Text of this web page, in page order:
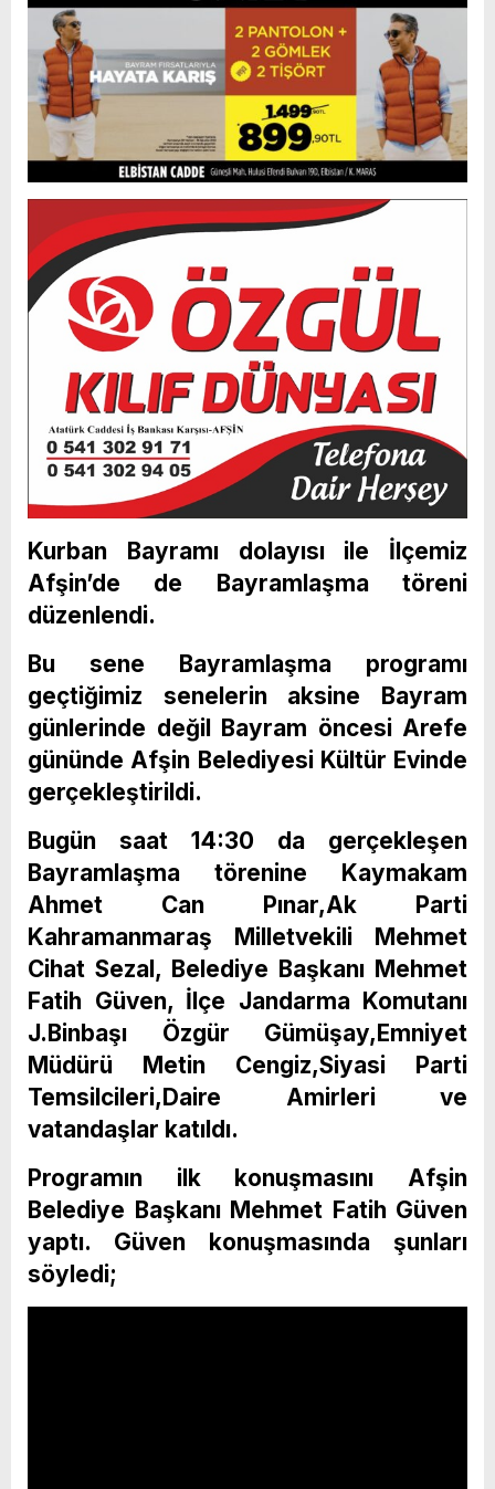
Kurban Bayramı dolayısı ile İlçemiz
Afşin’de de Bayramlaşma töreni
düzenlendi.
Bu sene Bayramlaşma programı
geçtiğimiz senelerin aksine Bayram
günlerinde değil Bayram öncesi Arefe
gününde Afşin Belediyesi Kültür Evinde
gerçekleştirildi.
Bugün saat 14:30 da gerçekleşen
Bayramlaşma törenine Kaymakam
Ahmet Can Pınar,Ak Parti
Kahramanmaraş Milletvekili Mehmet
Cihat Sezal, Belediye Başkanı Mehmet
Fatih Güven, İlçe Jandarma Komutanı
J.Binbaşı Özgür Gümüşay,Emniyet
Müdürü Metin Cengiz,Siyasi Parti
Temsilcileri,Daire Amirleri ve
vatandaşlar katıldı.
Programın ilk konuşmasını Afşin
Belediye Başkanı Mehmet Fatih Güven
yaptı. Güven konuşmasında şunları
söyledi;